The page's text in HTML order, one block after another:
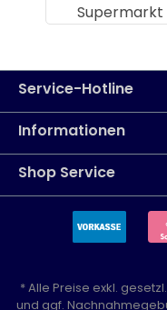
Supermarkt
Service-Hotline
Informationen
Shop Service
* Alle Preise exkl.
und ggf.